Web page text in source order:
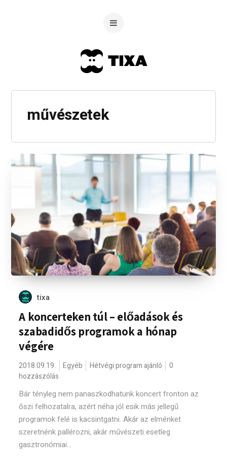
művészetek
tixa
A koncerteken túl – előadások és
szabadidős programok a hónap
végére
2018.09.19. Egyéb Hétvégi program ajánló
0
hozzászólás
Bár tényleg nem panaszkodhatunk koncert fronton az
őszi felhozatalra, azért néha jól esik más jellegű
programok felé is kacsintgatni. Akár az elménket
szeretnénk pallérozni, akár művészeti esetleg
gasztronómiai...